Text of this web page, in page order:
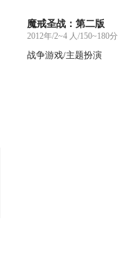
魔戒圣战：第二版
2012年/2~4 人/150~180分
战争游戏/主题扮演